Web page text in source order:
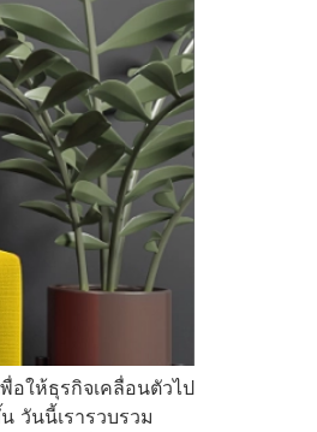
อให้ธุรกิจเคลื่อนตัวไป
วันนี้เรารวบรวม